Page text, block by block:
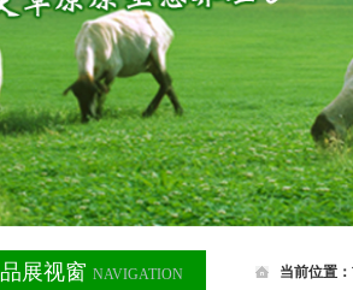
品展视窗 NAVIGATION 当前位置：